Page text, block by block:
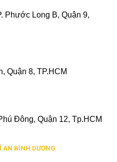
Phước Long B, Quận 9,
Quận 8, TP.HCM
Đông, Quận 12, Tp.HCM
AN BÌNH DƯƠNG